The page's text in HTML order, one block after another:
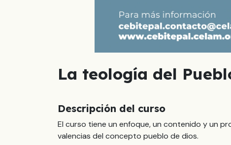
La teología del
Descripción del curso
El curso tiene un enfoque, un contenido y un
valencias del concepto pueblo de dios.